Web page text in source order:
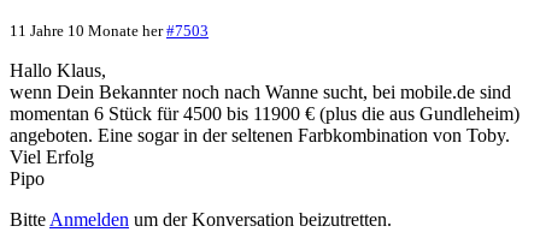
11 Jahre 10 Monate her #7503
Hallo Klaus,
wenn Dein Bekannter noch nach Wanne sucht, bei mobile.de sind
momentan 6 Stück für 4500 bis 11900 € (plus die aus Gundleheim)
angeboten. Eine sogar in der seltenen Farbkombination von Toby.
Viel Erfolg
Pipo
Bitte Anmelden um der Konversation beizutretten.